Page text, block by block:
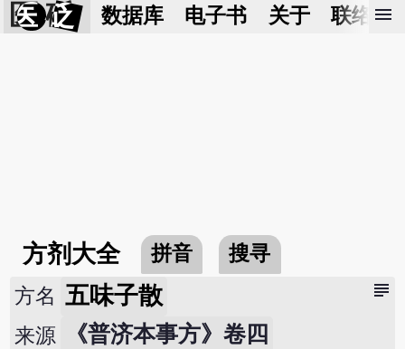
医 砭 数据库 电子书 关于 联络我
menu
方剂大全 拼音 搜寻
subject
方名 五味子散
来源 《普济本事方》卷四